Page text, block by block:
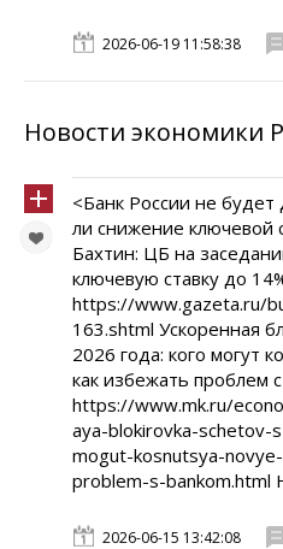
2026-06-19 11:58:38
Новости экономики
<Банк России не
ли снижение ключевой
Бахтин: ЦБ на
ключевую ставку до
https://www.gazeta.ru/
163.shtml Ускоренная
2026 года: кого могут
как избежать проблем
https://www.mk.ru/
aya-blokirovka-schetov-
mogut-kosnutsya-
problem-s-bankom.html
2026-06-15 13:42:08